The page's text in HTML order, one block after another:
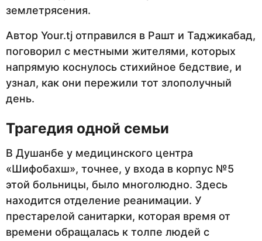
землетрясения.
Автор Your.tj отправился в Рашт и Таджикабад,
поговорил с местными жителями, которых
напрямую коснулось стихийное бедствие, и
узнал, как они пережили тот злополучный
день.
Трагедия одной семьи
В Душанбе у медицинского центра
«Шифобахш», точнее, у входа в корпус №5
этой больницы, было многолюдно. Здесь
находится отделение реанимации. У
престарелой санитарки, которая время от
времени обращалась к толпе людей с